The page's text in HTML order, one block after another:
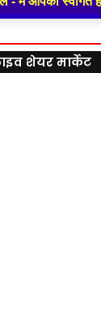
शेयर मार्केट